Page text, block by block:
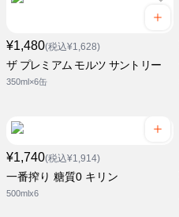
¥1,480(税込¥1,628)
ザ プレミアム モルツ サントリー
350ml×6缶
¥1,740(税込¥1,914)
一番搾り 糖質0 キリン
500mlx6